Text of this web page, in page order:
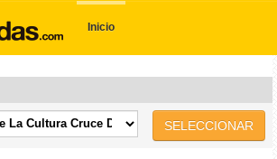
Inicio
SELECCIONAR